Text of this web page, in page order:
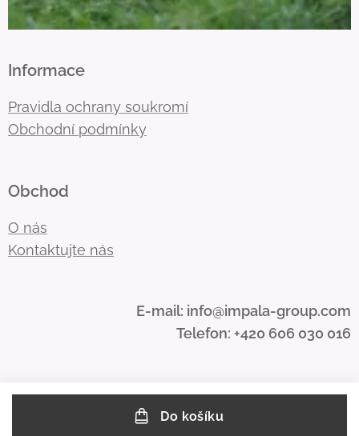
Do košíku
Informace
Pravidla ochrany soukromí
Obchodní podmínky
Obchod
O nás
Kontaktujte nás
E-mail: info@impala-group.com
Telefon: +420 606 030 016